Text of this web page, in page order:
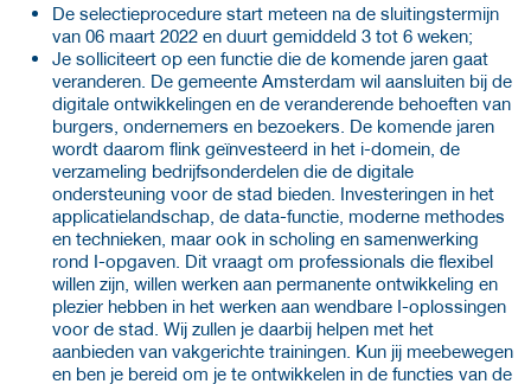
De selectieprocedure start meteen na de sluitingstermijn
van 06 maart 2022 en duurt gemiddeld 3 tot 6 weken;
Je solliciteert op een functie die de komende jaren gaat
veranderen. De gemeente Amsterdam wil aansluiten bij de
digitale ontwikkelingen en de veranderende behoeften van
burgers, ondernemers en bezoekers. De komende jaren
wordt daarom flink geïnvesteerd in het i-domein, de
verzameling bedrijfsonderdelen die de digitale
ondersteuning voor de stad bieden. Investeringen in het
applicatielandschap, de data-functie, moderne methodes
en technieken, maar ook in scholing en samenwerking
rond I-opgaven. Dit vraagt om professionals die flexibel
willen zijn, willen werken aan permanente ontwikkeling en
plezier hebben in het werken aan wendbare I-oplossingen
voor de stad. Wij zullen je daarbij helpen met het
aanbieden van vakgerichte trainingen. Kun jij meebewegen
en ben je bereid om je te ontwikkelen in de functies van de